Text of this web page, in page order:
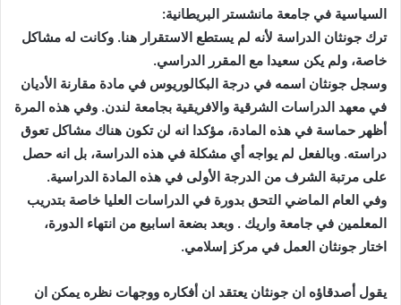
السياسية في جامعة مانشستر البريطانية:
ترك جونثان الدراسة لأنه لم يستطع الاستقرار هنا. وكانت له مشاكل
خاصة، ولم يكن سعيدا مع المقرر الدراسي.
وسجل جونثان اسمه في درجة البكالوريوس في مادة مقارنة الأديان
في معهد الدراسات الشرقية والافريقية بجامعة لندن. وفي هذه المرة
أظهر حماسة في هذه المادة، مؤكدا انه لن تكون هناك مشاكل تعوق
دراسته. وبالفعل لم يواجه أي مشكلة في هذه الدراسة، بل انه حصل
على مرتبة الشرف من الدرجة الأولى في هذه المادة الدراسية.
وفي العام الماضي التحق بدورة في الدراسات العليا خاصة بتدريب
المعلمين في جامعة واريك . وبعد بضعة اسابيع من انتهاء الدورة،
اختار جونثان العمل في مركز إسلامي.
يقول أصدقاؤه ان جونثان يعتقد ان أفكاره ووجهات نظره يمكن ان